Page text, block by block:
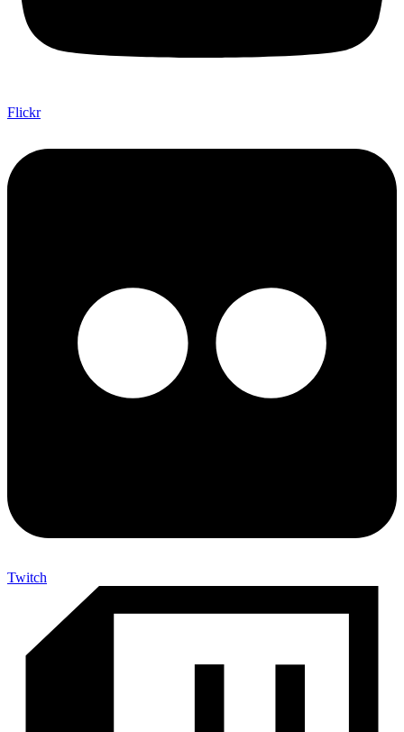
Flickr
Twitch